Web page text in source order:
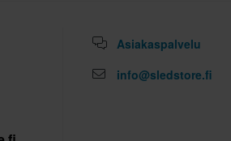
Asiakaspalvelu
info@sledstore.fi